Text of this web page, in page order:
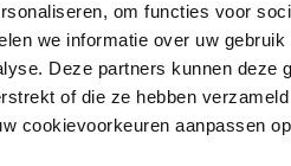
om functies voor
we informatie over uw
Deze partners kunnen deze
of die ze hebben
cookievoorkeuren aanpassen op
boeken